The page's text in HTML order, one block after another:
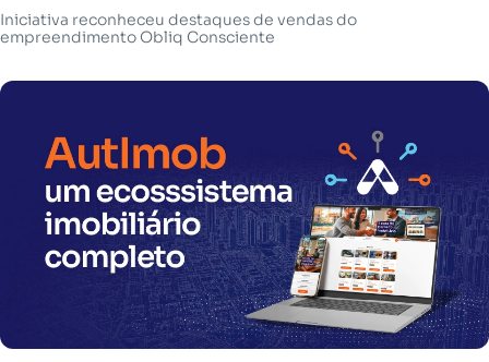
Iniciativa reconheceu destaques de vendas do
empreendimento Obliq Consciente